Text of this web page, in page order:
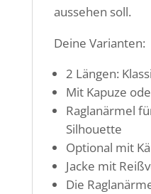
aussehen soll.
Deine Varianten:
2 Längen:
Mit Kapuze
Raglanärmel
Silhouette
Optional mit
Jacke mit
Die